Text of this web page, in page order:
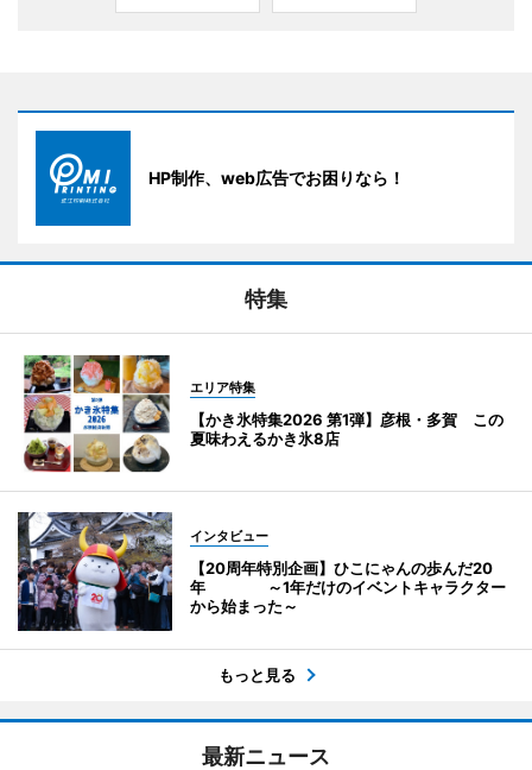
HP制作、web広告でお困りなら！
特集
エリア特集
【かき氷特集2026 第1弾】彦根・多賀 この
夏味わえるかき氷8店
インタビュー
【20周年特別企画】ひこにゃんの歩んだ20
年 ～1年だけのイベントキャラクター
から始まった～
もっと見る
最新ニュース